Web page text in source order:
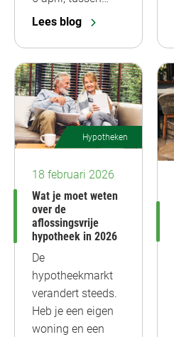
Lees blog
Hypotheken
18 februari 2026
Wat je moet weten
over de
aflossingsvrije
hypotheek in 2026
De
hypotheekmarkt
verandert steeds.
Heb je een eigen
woning en een